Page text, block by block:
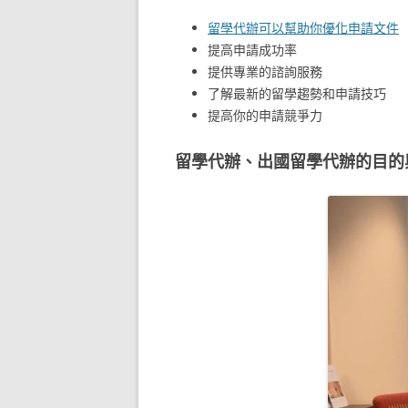
留學代辦可以幫助你優化申請文件
提高申請成功率
提供專業的諮詢服務
了解最新的留學趨勢和申請技巧
提高你的申請競爭力
留學代辦、出國留學代辦的目